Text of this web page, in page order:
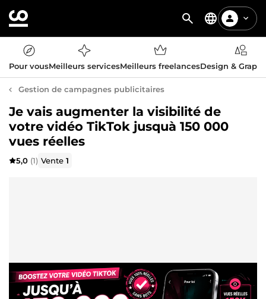
Pour vousMeilleurs servicesMeilleurs freelancesDesign &
Gestion de campagnes publicitaires
Je vais augmenter la visibilité de
votre vidéo TikTok jusquà 150 000
vues réelles
5,0 (1) Vente1